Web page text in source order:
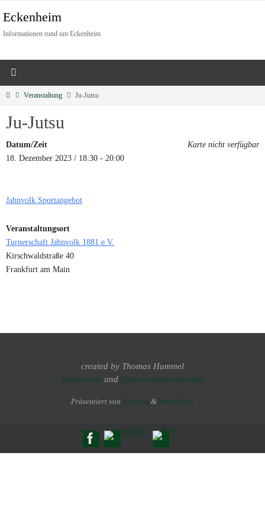
Eckenheim
Informationen rund um Eckenheim
Veranstaltung Ju-Jutsu
Ju-Jutsu
Karte nicht verfügbar
Datum/Zeit
18. Dezember 2023 / 18:30 - 20:00
Jahnvolk Sportangebot
Veranstaltungsort
Turnerschaft Jahnvolk 1881 e.V.
Kirschwaldstraße 40
Frankfurt am Main
created by Thomas Hummel
Impressum und Datenschutzerklärung
Präsentiert von Nirvana & WordPress.